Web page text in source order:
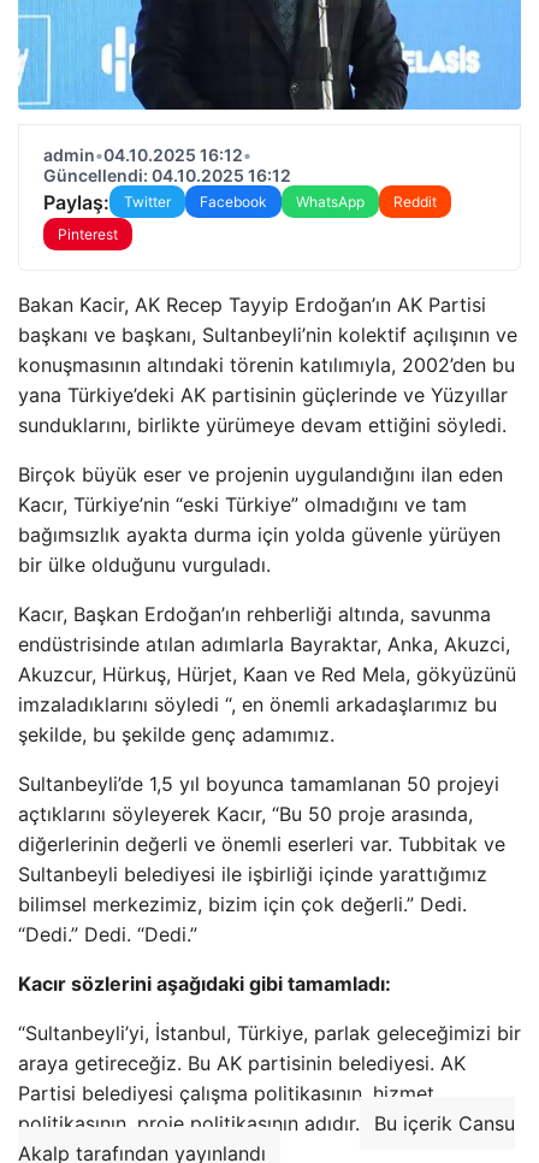
admin•04.10.2025 16:12•
Güncellendi: 04.10.2025 16:12
Paylaş: Twitter Facebook WhatsApp
Reddit
Pinterest
Bakan Kacir, AK Recep Tayyip Erdoğan’ın AK Partisi
başkanı ve başkanı, Sultanbeyli’nin kolektif açılışının ve
konuşmasının altındaki törenin katılımıyla, 2002’den bu
yana Türkiye’deki AK partisinin güçlerinde ve Yüzyıllar
sunduklarını, birlikte yürümeye devam ettiğini söyledi.
Birçok büyük eser ve projenin uygulandığını ilan eden
Kacır, Türkiye’nin “eski Türkiye” olmadığını ve tam
bağımsızlık ayakta durma için yolda güvenle yürüyen
bir ülke olduğunu vurguladı.
Kacır, Başkan Erdoğan’ın rehberliği altında, savunma
endüstrisinde atılan adımlarla Bayraktar, Anka, Akuzci,
Akuzcur, Hürkuş, Hürjet, Kaan ve Red Mela, gökyüzünü
imzaladıklarını söyledi “, en önemli arkadaşlarımız bu
şekilde, bu şekilde genç adamımız.
Sultanbeyli’de 1,5 yıl boyunca tamamlanan 50 projeyi
açtıklarını söyleyerek Kacır, “Bu 50 proje arasında,
diğerlerinin değerli ve önemli eserleri var. Tubbitak ve
Sultanbeyli belediyesi ile işbirliği içinde yarattığımız
bilimsel merkezimiz, bizim için çok değerli.” Dedi.
“Dedi.” Dedi. “Dedi.”
Kacır sözlerini aşağıdaki gibi tamamladı:
“Sultanbeyli’yi, İstanbul, Türkiye, parlak geleceğimizi bir
araya getireceğiz. Bu AK partisinin belediyesi. AK
Partisi belediyesi çalışma politikasının, hizmet
politikasının, proje politikasının adıdır.
Bu içerik Cansu
Akalp tarafından yayınlandı